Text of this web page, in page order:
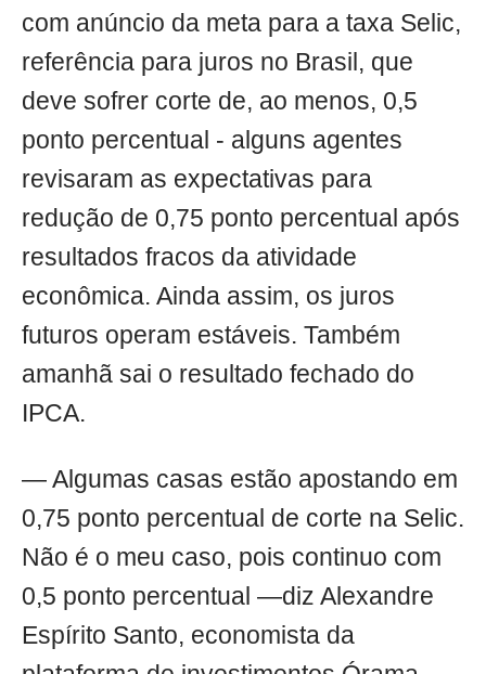
com anúncio da meta para a taxa Selic,
referência para juros no Brasil, que
deve sofrer corte de, ao menos, 0,5
ponto percentual - alguns agentes
revisaram as expectativas para
redução de 0,75 ponto percentual após
resultados fracos da atividade
econômica. Ainda assim, os juros
futuros operam estáveis. Também
amanhã sai o resultado fechado do
IPCA.
— Algumas casas estão apostando em
0,75 ponto percentual de corte na Selic.
Não é o meu caso, pois continuo com
0,5 ponto percentual —diz Alexandre
Espírito Santo, economista da